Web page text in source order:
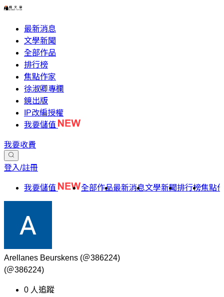
最新消息
文學新聞
全部作品
排行榜
焦點作家
徐淑卿專欄
鏡出版
IP改編授權
我要儲值
我要收費
登入/註冊
我要儲值 全部作品最新消息文學新聞排行榜焦點
Arellanes Beurskens (＠386224)
(＠386224)
0 人追蹤